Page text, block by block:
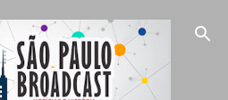
conteúdo principal